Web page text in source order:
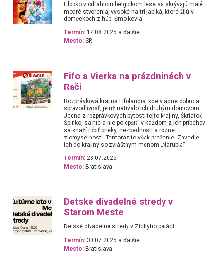
Hlboko v odľahlom belgickom lese sa skrývajú malé
modré stvorenia, vysoké na tri jablká, ktoré žijú v
domčekoch z húb: Šmolkovia.
Termín: 17.08.2025 a ďalšie
Mesto: SR
Fifo a Vierka na prázdninách v
Rači
Rozprávková krajina Fifolandia, kde vládne dobro a
spravodlivosť, je už natrvalo ich druhým domovom.
Jedna z rozprávkových bytostí tejto krajiny, Škriatok
Špinko, sa nie a nie polepšiť. V každom z ich príbehov
sa snaží robiť prieky, nezbednosti a rôzne
zlomyseľnosti. Tentoraz to však preženie. Zavedie
ich do krajiny so zvláštnym menom „Narubia“.
Termín: 23.07.2025
Mesto: Bratislava
Detské divadelné stredy v
Starom Meste
Detské divadelné stredy v Zichyho paláci.
Termín: 30.07.2025 a ďalšie
Mesto: Bratislava